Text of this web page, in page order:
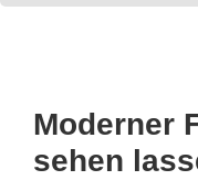
Moderner
sehen